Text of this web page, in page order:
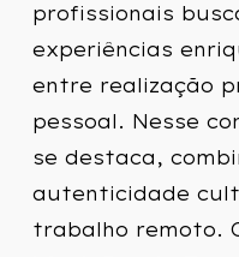
profissionais
experiências
entre realização
pessoal. Nesse
se destaca,
autenticidade
trabalho remoto.